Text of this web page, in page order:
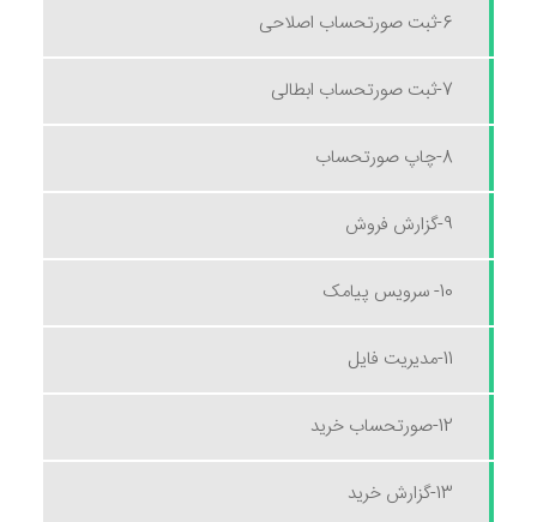
6-ثبت صورتحساب اصلاحی
7-ثبت صورتحساب ابطالی
8-چاپ صورتحساب
9-گزارش فروش
10- سرویس پیامک
11-مدیریت فایل
12-صورتحساب خرید
13-گزارش خرید